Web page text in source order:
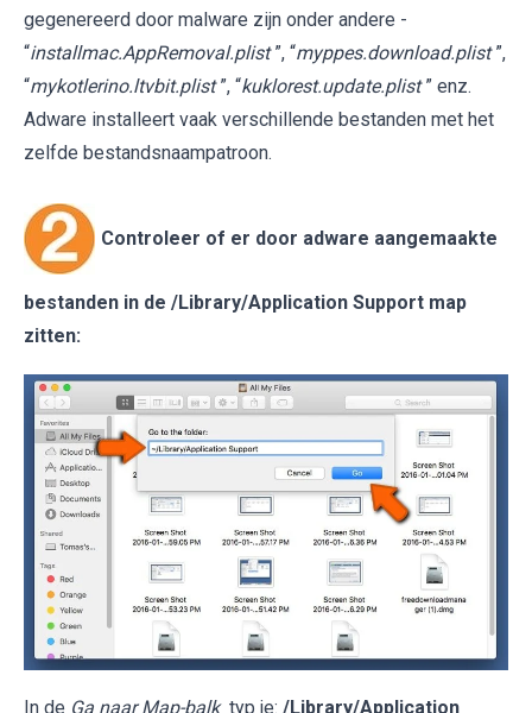
gegenereerd door malware zijn onder andere -
“installmac.AppRemoval.plist ”, “myppes.download.plist ”,
“mykotlerino.ltvbit.plist ”, “kuklorest.update.plist ” enz.
Adware installeert vaak verschillende bestanden met het
zelfde bestandsnaampatroon.
Controleer of er door adware aangemaakte
bestanden in de /Library/Application Support map
zitten:
In de Ga naar Map-balk typ je: /Library/Application